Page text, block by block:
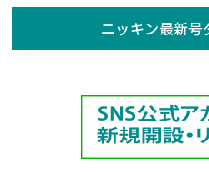
ニッキン最新号